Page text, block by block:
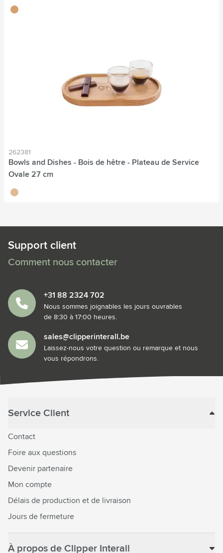
brun bois
262381
Bowls and Dishes - Bois de hêtre - Plateau de Service
Ovale 27 cm
brun
Support client
Comment nous contacter
+31 88 2324 702
Nous sommes joignables les jours ouvrables
de 8:30 à 17:00 heures.
sales@clipperinterall.be
Laissez-nous votre question ou remarque et nous
vous répondrons.
Service Client
Contact
Foire aux questions
Devenir partenaire
Mon compte
Délais de production et de livraison
Jours de fermeture
À propos de Clipper Interall